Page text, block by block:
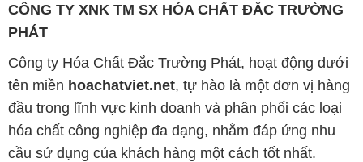
đầu trong lĩnh vực kinh doanh và phân phối các loại
hóa chất công nghiệp đa dạng, nhằm đáp ứng nhu
cầu sử dụng của khách hàng một cách tốt nhất.
Chúng tôi cam kết mang đến sự hài lòng và đáp ứng
mọi nhu cầu của khách hàng với tiêu chí hàng đầu.
Để đạt được mục tiêu này, chúng tôi cung cấp những
sản phẩm hóa chất chất lượng cao với giá thành hợp